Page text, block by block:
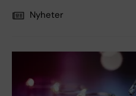
Nyheter